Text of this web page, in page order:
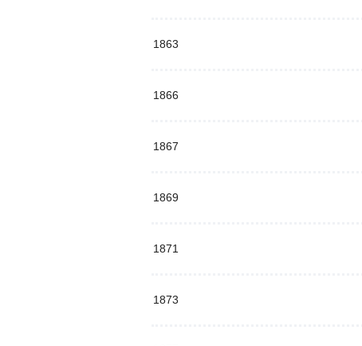
1863
1866
1867
1869
1871
1873